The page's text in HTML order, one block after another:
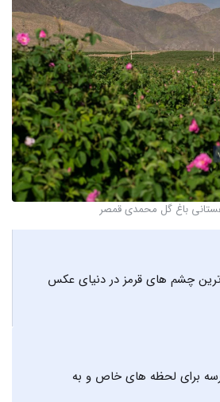
باغ گل محمدی قمصر
ترین چشم های قرمز در دنیای عکس
برای لحظه های خاص و به